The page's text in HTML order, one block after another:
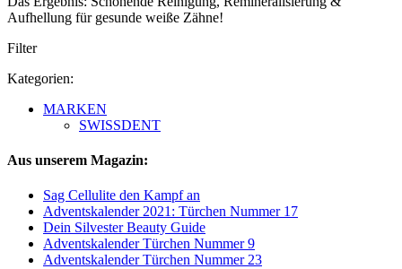
Aufhellung für gesunde weiße Zähne!
Filter
Kategorien:
MARKEN
SWISSDENT
Aus unserem Magazin:
Sag Cellulite den Kampf an
Adventskalender 2021: Türchen Nummer 17
Dein Silvester Beauty Guide
Adventskalender Türchen Nummer 9
Adventskalender Türchen Nummer 23